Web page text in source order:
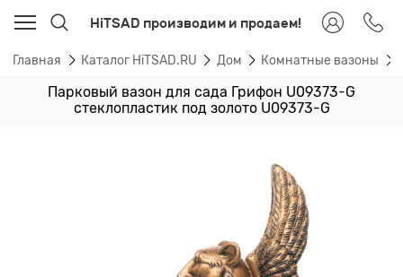
HiTSAD производим и продаем!
Главная Каталог HiTSAD.RU Дом Комнатные вазоны
Парковый вазон для сада Грифон U09373-G
стеклопластик под золото U09373-G